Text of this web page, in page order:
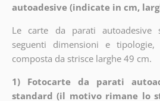
autoadesive (indicate in cm,
Le carte da parati autoadesive
seguenti dimensioni e
composta da strisce larghe 49 cm.
1) Fotocarte da parati
standard (il motivo rimane lo